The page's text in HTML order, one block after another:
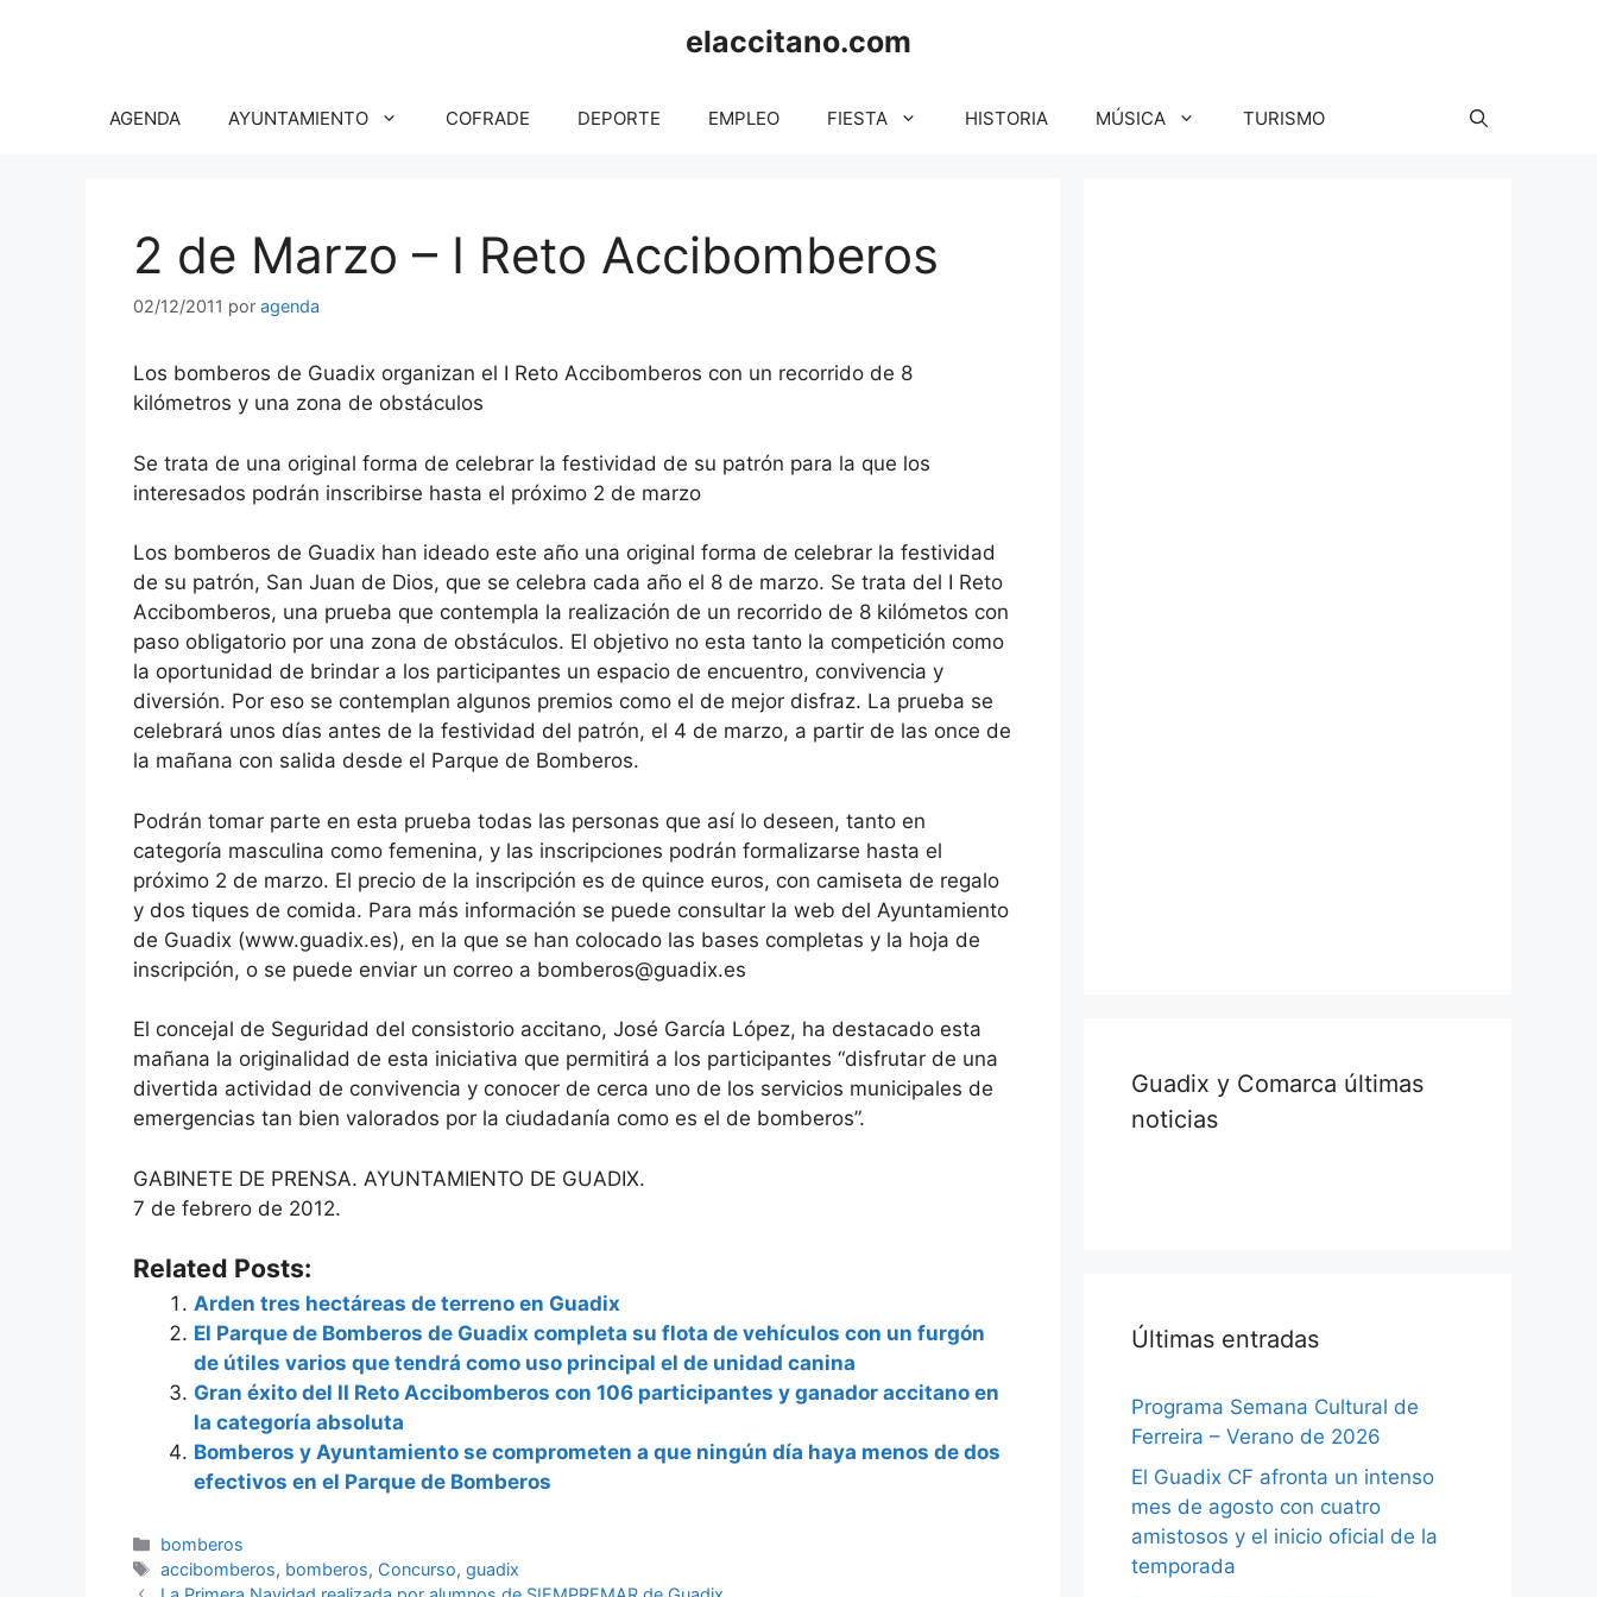
elaccitano.com
AGENDA AYUNTAMIENTO COFRADE DEPORTE EMPLEO FIESTA HISTORIA MÚSICA TURISMO
2 de Marzo – I Reto Accibomberos
02/12/2011 por agenda
Los bomberos de Guadix organizan el I Reto Accibomberos con un recorrido de 8
kilómetros y una zona de obstáculos
Se trata de una original forma de celebrar la festividad de su patrón para la que los
interesados podrán inscribirse hasta el próximo 2 de marzo
Los bomberos de Guadix han ideado este año una original forma de celebrar la festividad
de su patrón, San Juan de Dios, que se celebra cada año el 8 de marzo. Se trata del I Reto
Accibomberos, una prueba que contempla la realización de un recorrido de 8 kilómetos con
paso obligatorio por una zona de obstáculos. El objetivo no esta tanto la competición como
la oportunidad de brindar a los participantes un espacio de encuentro, convivencia y
diversión. Por eso se contemplan algunos premios como el de mejor disfraz. La prueba se
celebrará unos días antes de la festividad del patrón, el 4 de marzo, a partir de las once de
la mañana con salida desde el Parque de Bomberos.
Podrán tomar parte en esta prueba todas las personas que así lo deseen, tanto en
categoría masculina como femenina, y las inscripciones podrán formalizarse hasta el
próximo 2 de marzo. El precio de la inscripción es de quince euros, con camiseta de regalo
y dos tiques de comida. Para más información se puede consultar la web del Ayuntamiento
de Guadix (www.guadix.es), en la que se han colocado las bases completas y la hoja de
inscripción, o se puede enviar un correo a bomberos@guadix.es
El concejal de Seguridad del consistorio accitano, José García López, ha destacado esta
mañana la originalidad de esta iniciativa que permitirá a los participantes “disfrutar de una
divertida actividad de convivencia y conocer de cerca uno de los servicios municipales de
emergencias tan bien valorados por la ciudadanía como es el de bomberos”.
GABINETE DE PRENSA. AYUNTAMIENTO DE GUADIX.
7 de febrero de 2012.
Related Posts:
Arden tres hectáreas de terreno en Guadix
El Parque de Bomberos de Guadix completa su flota de vehículos con un furgón
de útiles varios que tendrá como uso principal el de unidad canina
Gran éxito del II Reto Accibomberos con 106 participantes y ganador accitano en
la categoría absoluta
Bomberos y Ayuntamiento se comprometen a que ningún día haya menos de dos
efectivos en el Parque de Bomberos
Categorías
bomberos
Etiquetas
accibomberos, bomberos, Concurso,guadix
Guadix y Comarca últimas
noticias
Últimas entradas
Programa Semana Cultural de
Ferreira – Verano de 2026
El Guadix CF afronta un intenso
mes de agosto con cuatro
amistosos y el inicio oficial de la
temporada